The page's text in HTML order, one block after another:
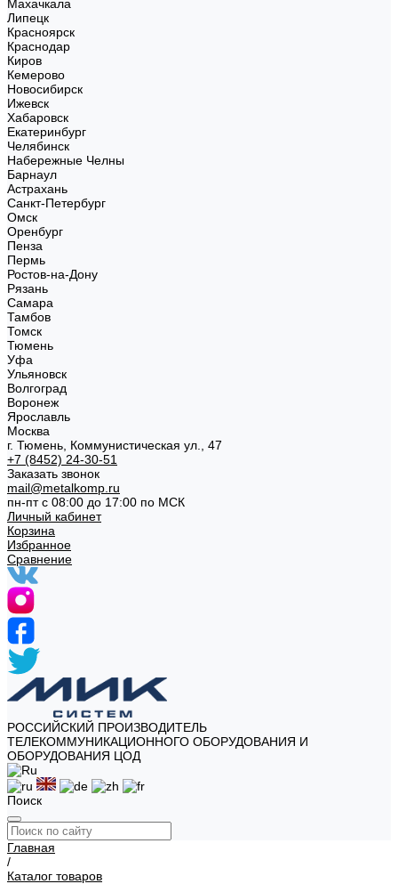
Махачкала
Липецк
Красноярск
Краснодар
Киров
Кемерово
Новосибирск
Ижевск
Хабаровск
Екатеринбург
Челябинск
Набережные Челны
Барнаул
Астрахань
Санкт-Петербург
Омск
Оренбург
Пенза
Пермь
Ростов-на-Дону
Рязань
Самара
Тамбов
Томск
Тюмень
Уфа
Ульяновск
Волгоград
Воронеж
Ярославль
Москва
г. Тюмень, Коммунистическая ул., 47
+7 (8452) 24-30-51
Заказать звонок
mail@metalkomp.ru
пн-пт с 08:00 до 17:00 по МСК
Личный кабинет
Корзина
Избранное
Сравнение
РОССИЙСКИЙ ПРОИЗВОДИТЕЛЬ
ТЕЛЕКОММУНИКАЦИОННОГО ОБОРУДОВАНИЯ И
ОБОРУДОВАНИЯ ЦОД
Поиск
Главная
/
Каталог товаров